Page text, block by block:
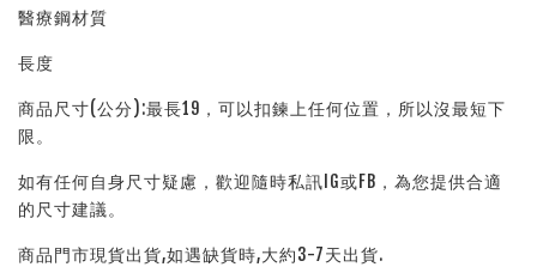
醫療鋼材質
長度
商品尺寸(公分):最長19，可以扣鍊上任何位置，所以沒最短下
限。
如有任何自身尺寸疑慮，歡迎隨時私訊IG或FB，為您提供合適
的尺寸建議。
商品門市現貨出貨,如遇缺貨時,大約3-7天出貨.